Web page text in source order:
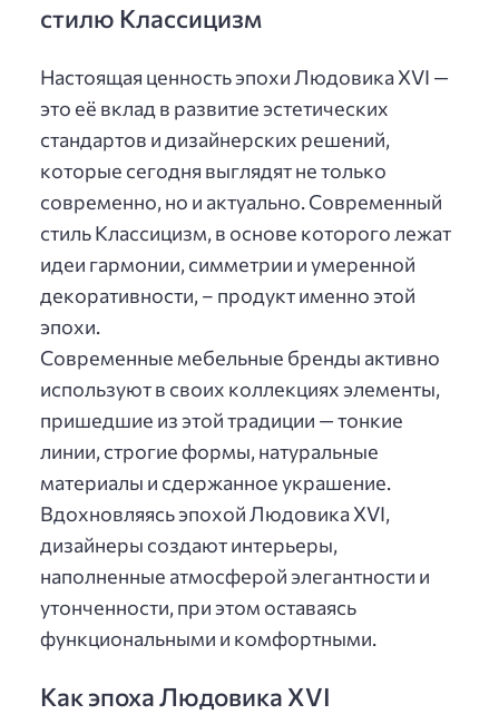
стилю Классицизм
Настоящая ценность эпохи Людовика XVI —
это её вклад в развитие эстетических
стандартов и дизайнерских решений,
которые сегодня выглядят не только
современно, но и актуально. Современный
стиль Классицизм, в основе которого лежат
идеи гармонии, симметрии и умеренной
декоративности, – продукт именно этой
эпохи.
Современные мебельные бренды активно
используют в своих коллекциях элементы,
пришедшие из этой традиции — тонкие
линии, строгие формы, натуральные
материалы и сдержанное украшение.
Вдохновляясь эпохой Людовика XVI,
дизайнеры создают интерьеры,
наполненные атмосферой элегантности и
утонченности, при этом оставаясь
функциональными и комфортными.
Как эпоха Людовика XVI